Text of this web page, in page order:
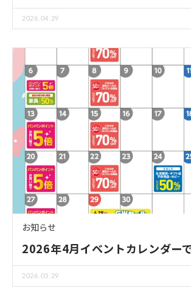
2026.04.29
お知らせ
2026年4月イベントカレンダー
2026.03.29